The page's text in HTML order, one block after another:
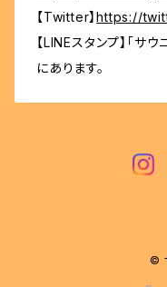
【Twitter】https://
【LINEスタンプ】「サ
にあります。
©